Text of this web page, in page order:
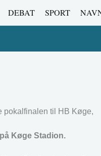
DEBAT SPORT
pokalfinalen til HB Køge,
Køge Stadion.